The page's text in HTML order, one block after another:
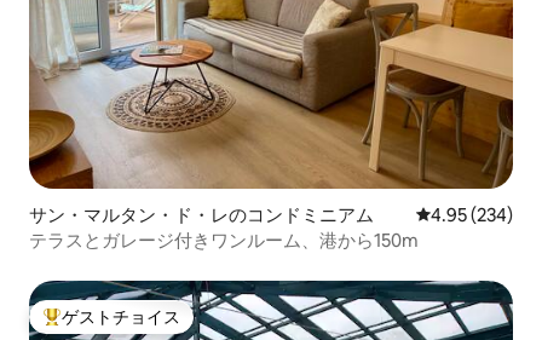
サン・マルタン・ド・レのコンドミニアム レビュー234
4.95 (234)
テラスとガレージ付きワンルーム、港から150m
大好評のゲストチョイスです。
ゲストチョイス